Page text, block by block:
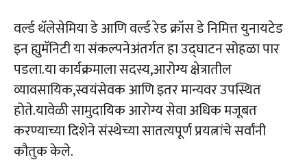
वर्ल्ड थॅलेसेमिया डे आणि वर्ल्ड रेड क्रॉस डे निमित्त युनायटेड
इन ह्युमॅनिटी या संकल्पनेअंतर्गत हा उद्घाटन सोहळा पार
पडला.या कार्यक्रमाला सदस्य,आरोग्य क्षेत्रातील
व्यावसायिक,स्वयंसेवक आणि इतर मान्यवर उपस्थित
होते.यावेळी सामुदायिक आरोग्य सेवा अधिक मजूबत
करण्याच्या दिशेने संस्थेच्या सातत्यपूर्ण प्रयत्नांचे सर्वांनी
कौतुक केले.